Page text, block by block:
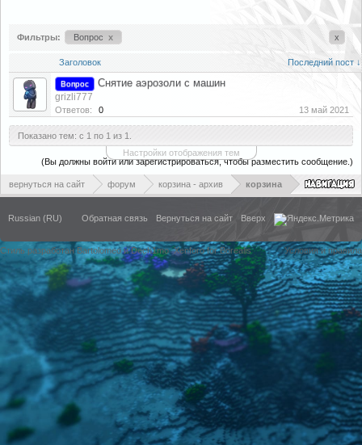
Фильтры: Вопрос x x
Заголовок Последний пост ↓
Вопрос Снятие аэрозоли с машин
grizli777
Ответов: 0 13 май 2021
Показано тем: с 1 по 1 из 1.
Настройки отображения тем
(Вы должны войти или зарегистрироваться, чтобы разместить сообщение.)
вернуться на сайт форум корзина - архив корзина
Russian (RU) Обратная связь Вернуться на сайт Вверх
Стиль разработан Bartolomeo и Dech1moXenforo for Borealis Условия и правила